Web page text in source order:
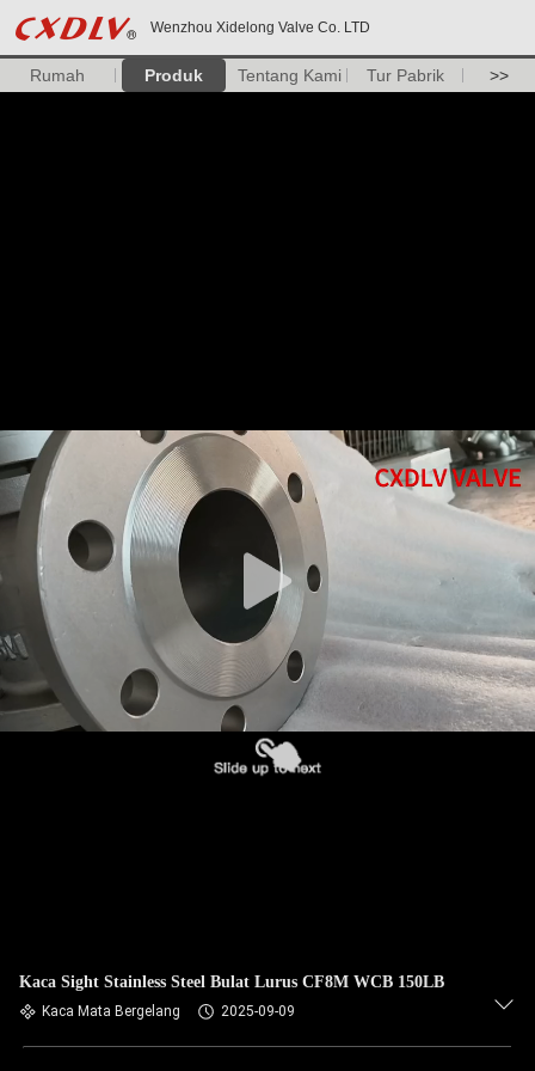
Wenzhou Xidelong Valve Co. LTD
Rumah Produk Tentang Kami Tur Pabrik >>
Kaca Sight Stainless Steel Bulat Lurus CF8M WCB 150LB
Kaca Mata Bergelang 2025-09-09